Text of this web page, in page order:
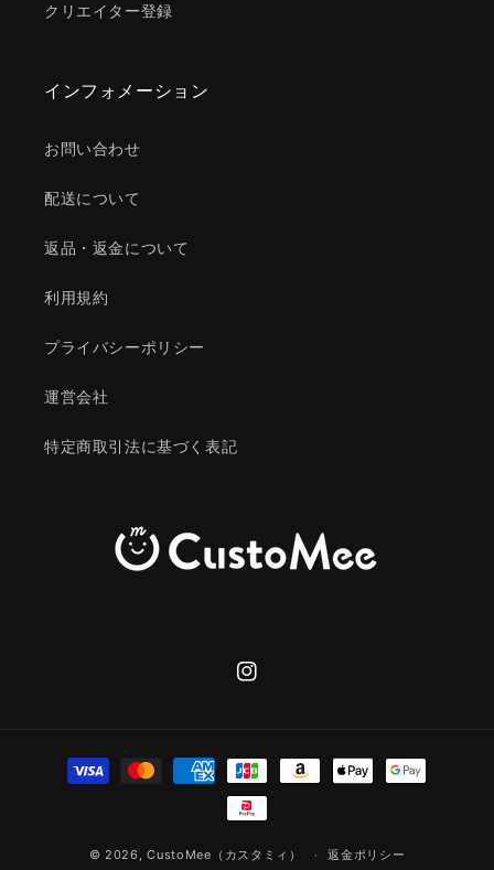
クリエイター登録
インフォメーション
お問い合わせ
配送について
返品・返金について
利用規約
プライバシーポリシー
運営会社
特定商取引法に基づく表記
Instagram
© 2026,CustoMee（カスタミィ） 返金ポリシー